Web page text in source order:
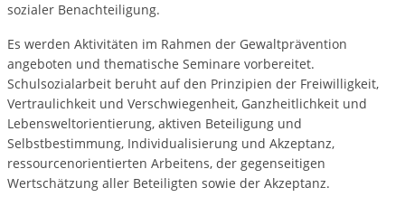
sozialer Benachteiligung.
Es werden Aktivitäten im Rahmen der Gewaltprävention
angeboten und thematische Seminare vorbereitet.
Schulsozialarbeit beruht auf den Prinzipien der Freiwilligkeit,
Vertraulichkeit und Verschwiegenheit, Ganzheitlichkeit und
Lebensweltorientierung, aktiven Beteiligung und
Selbstbestimmung, Individualisierung und Akzeptanz,
ressourcenorientierten Arbeitens, der gegenseitigen
Wertschätzung aller Beteiligten sowie der Akzeptanz.